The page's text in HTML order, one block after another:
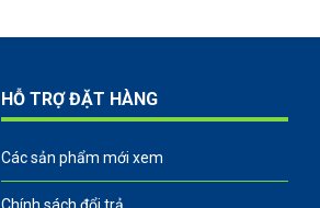
HỖ TRỢ ĐẶT HÀNG
Các sản phẩm mới xem
Chính sách đổi trả